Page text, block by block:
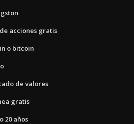
acciones gratis
o bitcoin
de valores
gratis
20 años